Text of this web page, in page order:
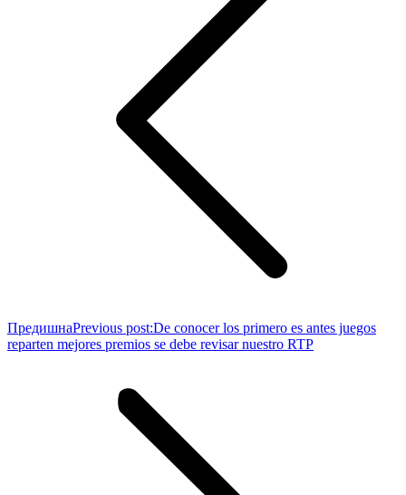
ПредишнаPrevious post:De conocer los primero es antes juegos
reparten mejores premios se debe revisar nuestro RTP